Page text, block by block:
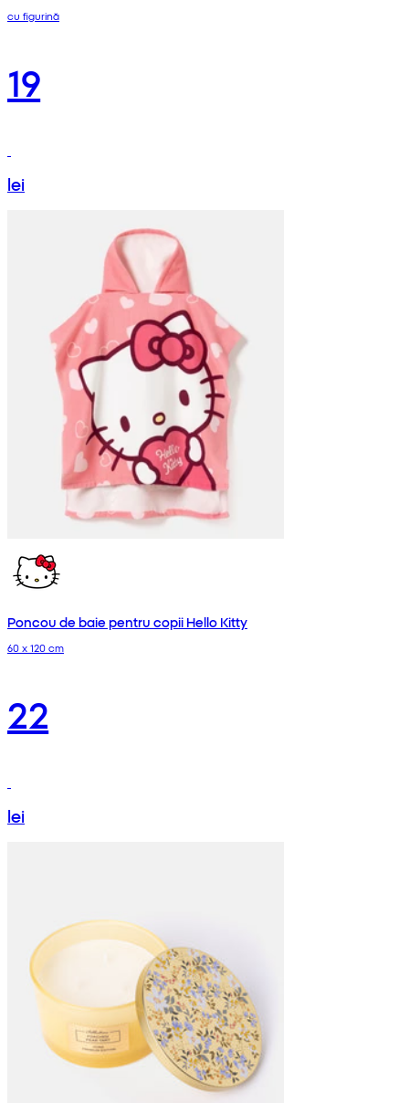
cu figurină
19
lei
Poncou de baie pentru copii Hello Kitty
60 x 120 cm
22
lei